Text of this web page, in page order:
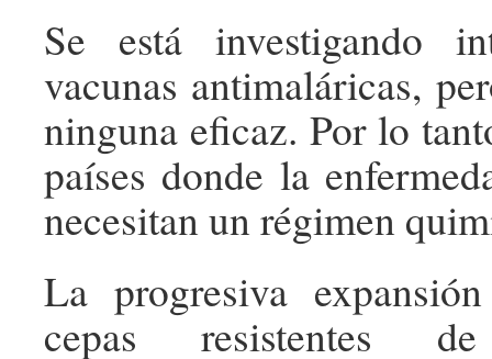
Se está investigando
vacunas antimaláricas,
ninguna eficaz. Por lo
países donde la
necesitan un régimen
La progresiva
cepas resistentes